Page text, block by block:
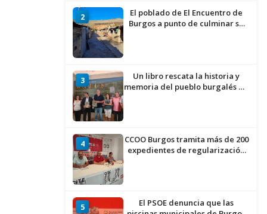
2
El poblado de El Encuentro de
Burgos a punto de culminar su
3
Un libro rescata la historia y
memoria del pueblo burgalés de
4
CCOO Burgos tramita más de 200
expedientes de regularización
5
El PSOE denuncia que las